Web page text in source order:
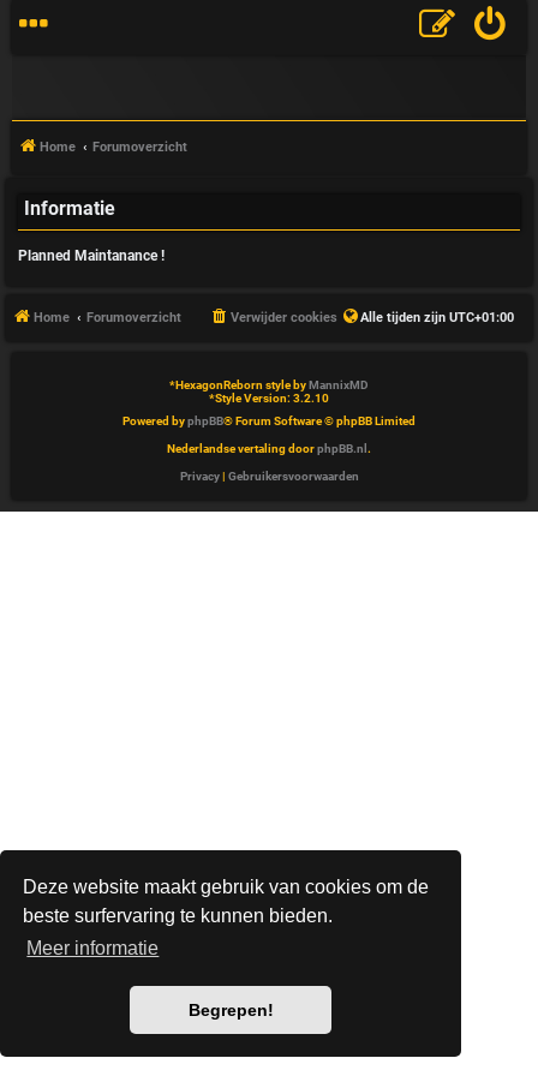
Deze website maakt gebruik van cookies om de
beste surfervaring te kunnen bieden.
Meer informatie
Begrepen!
V
A
Home Forumoverzicht
Informatie
Planned Maintanance !
Home Forumoverzicht Alle tijden zijn UTC+01:00
Verwijder cookies
*HexagonReborn style byMannixMD
*Style Version: 3.2.10
Powered byphpBB® Forum Software © phpBB Limited
Nederlandse vertaling doorphpBB.nl .
Privacy| Gebruikersvoorwaarden